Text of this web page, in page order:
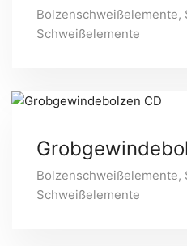
Bolzenschweißelemente,
Schweißelemente
Bolzenschweißelemente,
Schweißelemente